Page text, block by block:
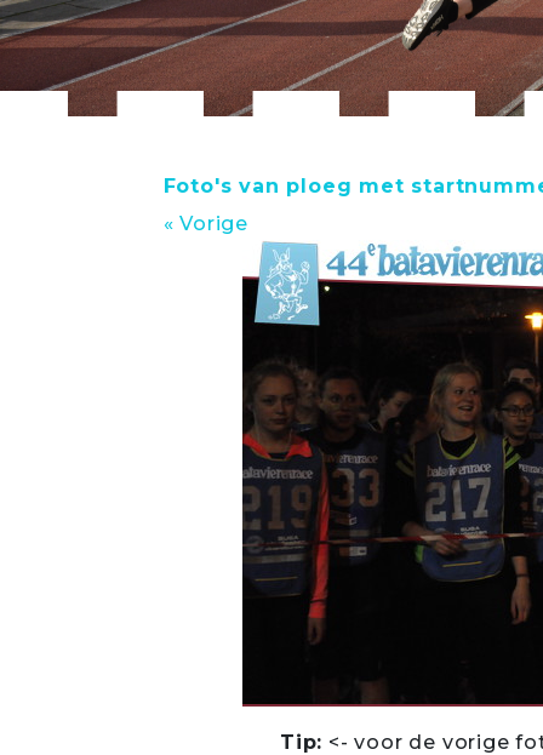
Foto's van ploeg met
« Vorige
Tip: <- voor de vorige